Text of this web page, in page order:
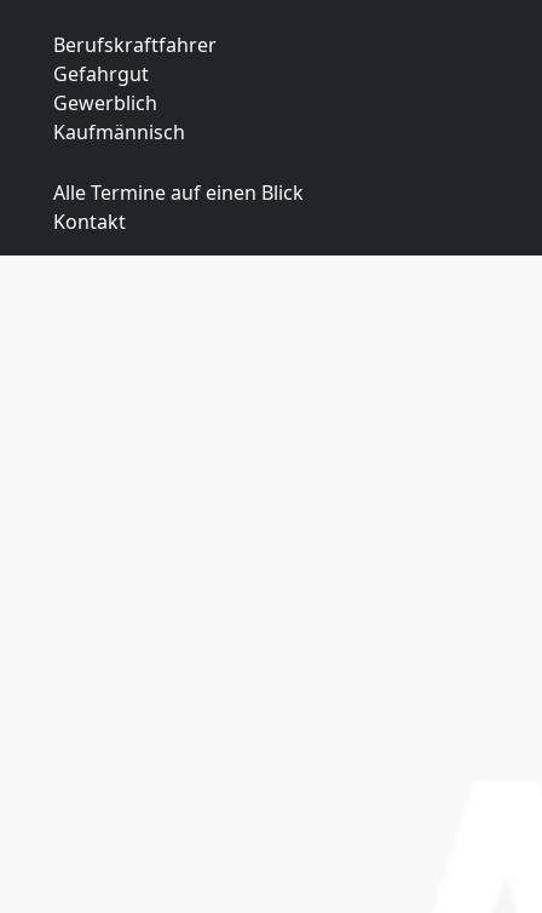
Berufskraftfahrer
Gefahrgut
Gewerblich
Kaufmännisch
Alle Termine auf einen Blick
Kontakt